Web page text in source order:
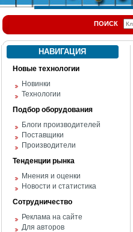
ПОИСК
НАВИГАЦИЯ
Новые технологии
Новинки
Технологии
Подбор оборудования
Блоги производителей
Поставщики
Производители
Тенденции рынка
Мнения и оценки
Новости и статистика
Сотрудничество
Реклама на сайте
Для авторов